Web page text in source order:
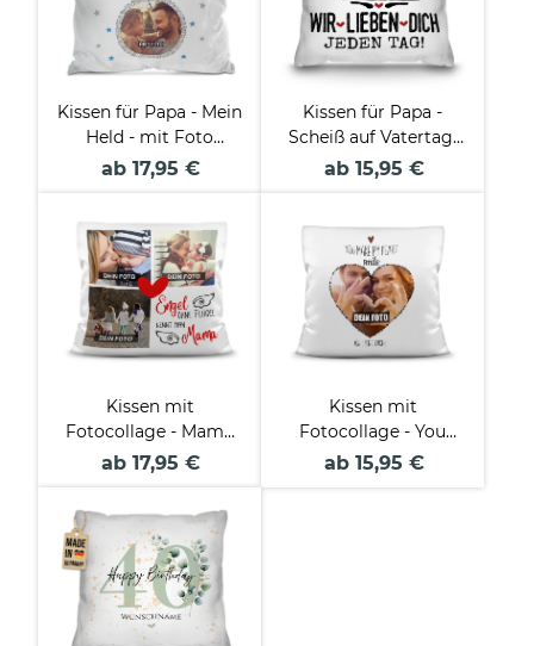
Kissen für Papa - Mein
Held - mit Foto
personalisierbar -
ab 17,95 €
Kissen für Papa -
Scheiß auf Vatertag,
wir lieben dich jeden
ab 15,95 €
Kissen mit
Fotocollage - Mama
Engel ohne Flügel
ab 17,95 €
Kissen mit
Fotocollage - You
make my heart smile
ab 15,95 €